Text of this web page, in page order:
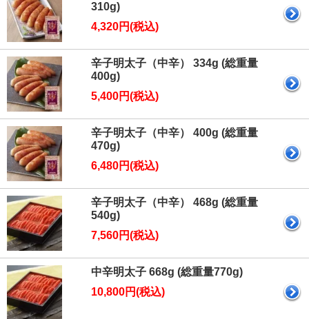
310g)
4,320円(税込)
辛子明太子（中辛） 334g (総重量
400g)
5,400円(税込)
辛子明太子（中辛） 400g (総重量
470g)
6,480円(税込)
辛子明太子（中辛） 468g (総重量
540g)
7,560円(税込)
中辛明太子 668g (総重量770g)
10,800円(税込)